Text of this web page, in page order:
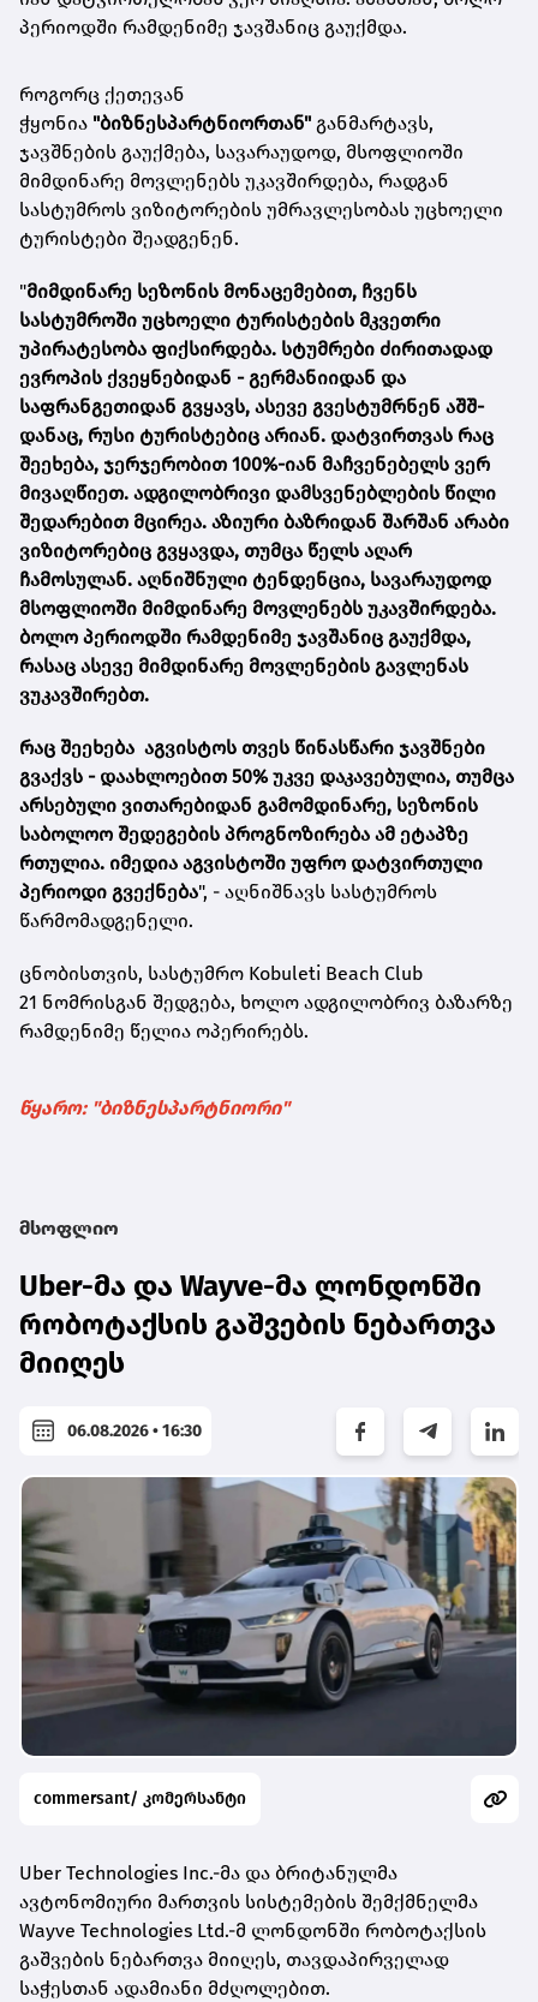
პერიოდში რამდენიმე ჯავშანიც გაუქმდა.
როგორც ქეთევან
ჭყონია "ბიზნესპარტნიორთან" განმარტავს,
ჯავშნების გაუქმება, სავარაუდოდ, მსოფლიოში
მიმდინარე მოვლენებს უკავშირდება, რადგან
სასტუმროს ვიზიტორების უმრავლესობას უცხოელი
ტურისტები შეადგენენ.
"მიმდინარე სეზონის მონაცემებით, ჩვენს
სასტუმროში უცხოელი ტურისტების მკვეთრი
უპირატესობა ფიქსირდება. სტუმრები ძირითადად
ევროპის ქვეყნებიდან - გერმანიიდან და
საფრანგეთიდან გვყავს, ასევე გვესტუმრნენ აშშ-
დანაც, რუსი ტურისტებიც არიან. დატვირთვას რაც
შეეხება, ჯერჯერობით 100%-იან მაჩვენებელს ვერ
მივაღწიეთ. ადგილობრივი დამსვენებლების წილი
შედარებით მცირეა. აზიური ბაზრიდან შარშან არაბი
ვიზიტორებიც გვყავდა, თუმცა წელს აღარ
ჩამოსულან. აღნიშნული ტენდენცია, სავარაუდოდ
მსოფლიოში მიმდინარე მოვლენებს უკავშირდება.
ბოლო პერიოდში რამდენიმე ჯავშანიც გაუქმდა,
რასაც ასევე მიმდინარე მოვლენების გავლენას
ვუკავშირებთ.
რაც შეეხება აგვისტოს თვეს წინასწარი ჯავშნები
გვაქვს - დაახლოებით 50% უკვე დაკავებულია, თუმცა
არსებული ვითარებიდან გამომდინარე, სეზონის
საბოლოო შედეგების პროგნოზირება ამ ეტაპზე
რთულია. იმედია აგვისტოში უფრო დატვირთული
პერიოდი გვექნება", - აღნიშნავს სასტუმროს
წარმომადგენელი.
ცნობისთვის, სასტუმრო Kobuleti Beach Club
21 ნომრისგან შედგება, ხოლო ადგილობრივ ბაზარზე
რამდენიმე წელია ოპერირებს.
წყარო: "ბიზნესპარტნიორი"
მსოფლიო
Uber-მა და Wayve-მა ლონდონში
რობოტაქსის გაშვების ნებართვა
მიიღეს
06.08.2026 • 16:30
commersant/ კომერსანტი
Uber Technologies Inc.-მა და ბრიტანულმა
ავტონომიური მართვის სისტემების შემქმნელმა
Wayve Technologies Ltd.-მ ლონდონში რობოტაქსის
გაშვების ნებართვა მიიღეს, თავდაპირველად
საჭესთან ადამიანი მძღოლებით.